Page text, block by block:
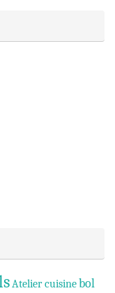
Atelier cuisinebol